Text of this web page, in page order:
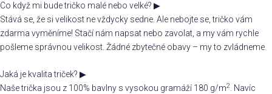
Co když mi bude tričko malé nebo velké? ▶
Stává se, že si velikost ne vždycky sedne. Ale nebojte se, tričko vám
zdarma vyměníme! Stačí nám napsat nebo zavolat, a my vám rychle
pošleme správnou velikost. Žádné zbytečné obavy – my to zvládneme.
Jaká je kvalita triček? ▶
Naše trička jsou z 100% bavlny s vysokou gramáží 180 g/m2. Navíc